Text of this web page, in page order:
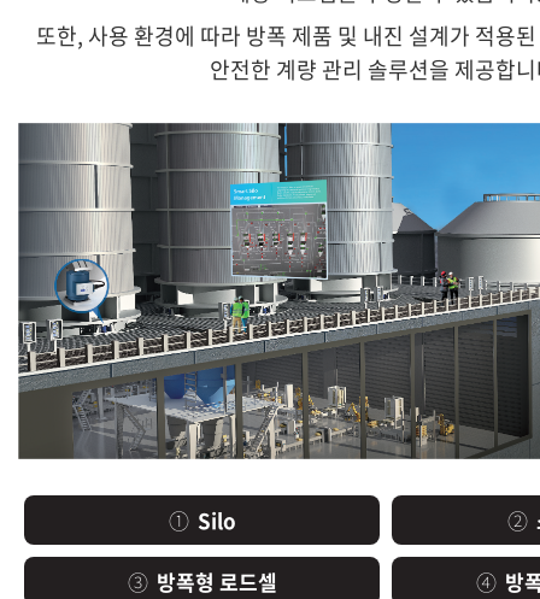
또한, 사용 환경에 따라 방폭 제품 및 내진 설계가 적용
안전한 계량 관리 솔루션을 제공합
① Silo ②
③ 방폭형 로드셀 ④ 방